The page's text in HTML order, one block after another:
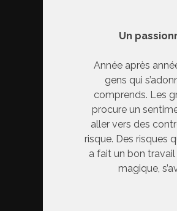
Un
Année après
gens qui
comprends. Les
procure un
aller vers des
risque. Des risques
a fait un bon
magique,